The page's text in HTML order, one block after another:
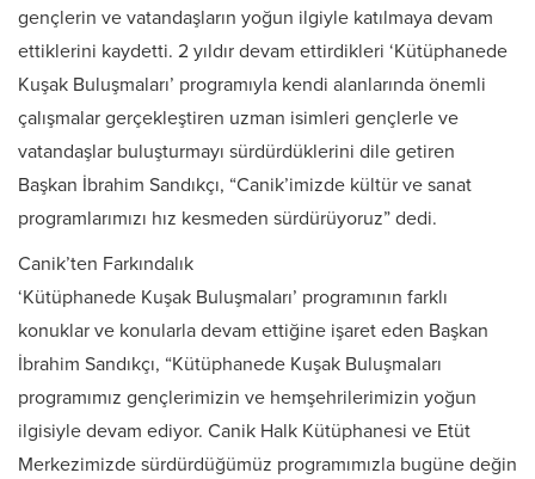
gençlerin ve vatandaşların yoğun ilgiyle katılmaya devam
ettiklerini kaydetti. 2 yıldır devam ettirdikleri ‘Kütüphanede
Kuşak Buluşmaları’ programıyla kendi alanlarında önemli
çalışmalar gerçekleştiren uzman isimleri gençlerle ve
vatandaşlar buluşturmayı sürdürdüklerini dile getiren
Başkan İbrahim Sandıkçı, “Canik’imizde kültür ve sanat
programlarımızı hız kesmeden sürdürüyoruz” dedi.
Canik’ten Farkındalık
‘Kütüphanede Kuşak Buluşmaları’ programının farklı
konuklar ve konularla devam ettiğine işaret eden Başkan
İbrahim Sandıkçı, “Kütüphanede Kuşak Buluşmaları
programımız gençlerimizin ve hemşehrilerimizin yoğun
ilgisiyle devam ediyor. Canik Halk Kütüphanesi ve Etüt
Merkezimizde sürdürdüğümüz programımızla bugüne değin